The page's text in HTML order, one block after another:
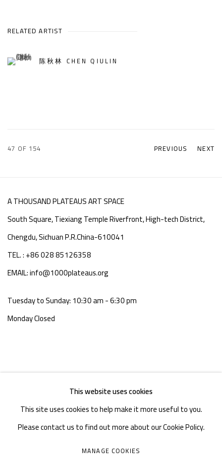
RELATED ARTIST
陈秋林 CHEN QIULIN
PREVIOUS NEXT
47 OF 154
A THOUSAND PLATEAUS ART SPACE
South Square, Tiexiang Temple Riverfront, High-tech District,
Chengdu, Sichuan P.R.China-610041
TEL. : +86 028 85126358
EMAIL: info@1000plateaus.org
Tuesday to Sunday: 10:30 am - 6:30 pm
Monday Closed
This website uses cookies
This site uses cookies to help make it more useful to you.
Please contact us to find out more about our Cookie Policy.
MANAGE COOKIES